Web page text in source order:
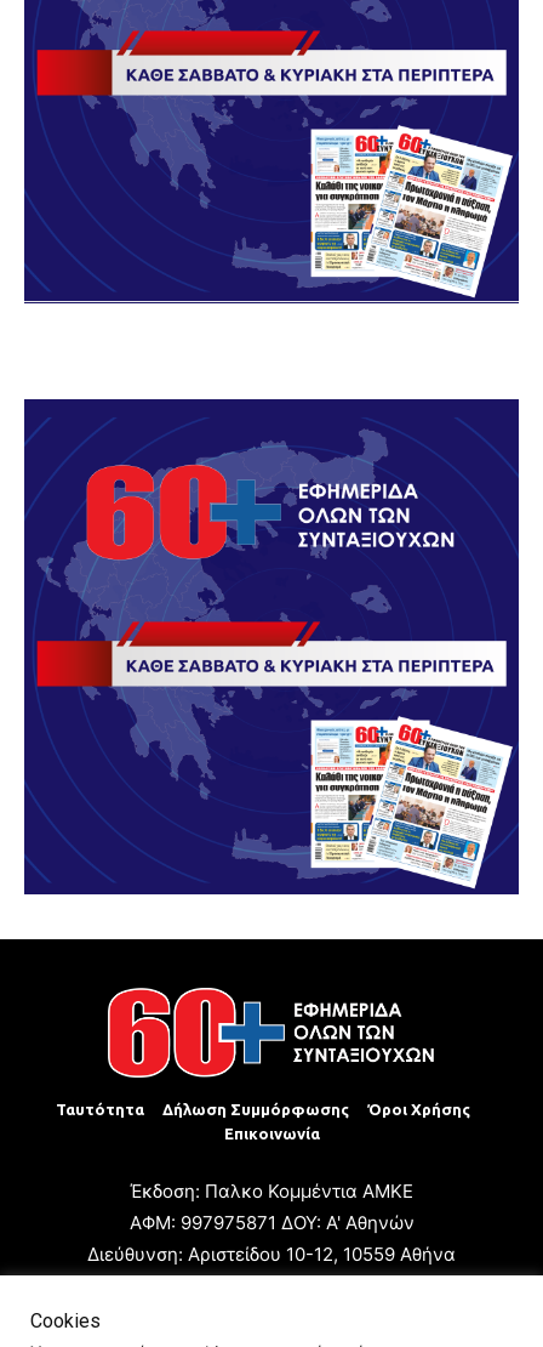
Ταυτότητα Δήλωση Συμμόρφωσης
Όροι Χρήσης
Επικοινωνία
Έκδοση: Παλκο Κομμέντια ΑΜΚΕ
ΑΦΜ: 997975871 ΔΟΥ: Α' Αθηνών
Διεύθυνση: Αριστείδου 10-12, 10559 Αθήνα
Cookies